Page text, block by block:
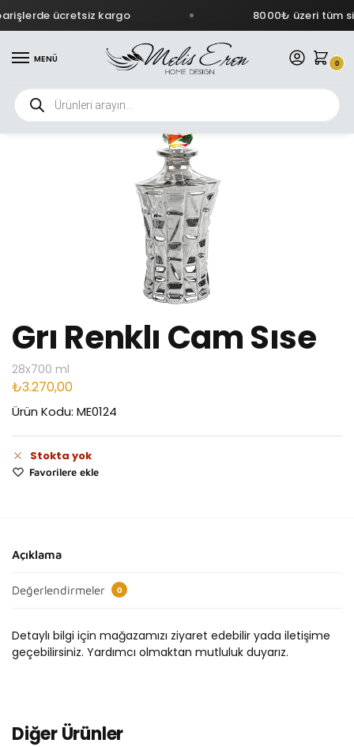
ücretsiz kargo 8000₺ üzeri tüm
MENÜ 0
Grı Renklı Cam Sıse
28x700 ml
₺3.270,00
Ürün Kodu: ME0124
Stokta yok
Favorilere ekle
Açıklama
Değerlendirmeler 0
Detaylı bilgi için mağazamızı ziyaret edebilir yada iletişime
geçebilirsiniz. Yardımcı olmaktan mutluluk duyarız.
Diğer Ürünler